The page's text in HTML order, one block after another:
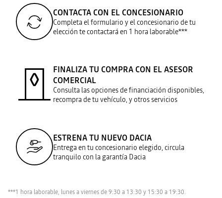
CONTACTA CON EL CONCESIONARIO
Completa el formulario y el concesionario de tu
elección te contactará en 1 hora laborable***
FINALIZA TU COMPRA CON EL ASESOR
COMERCIAL
Consulta las opciones de financiación disponibles,
recompra de tu vehículo, y otros servicios
ESTRENA TU NUEVO DACIA
Entrega en tu concesionario elegido, circula
tranquilo con la garantía Dacia
***1 hora laborable, lunes a viernes de 9:30 a 13:30 y 15:30 a 19:30.